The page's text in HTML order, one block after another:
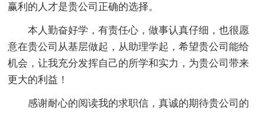
赢利的人才是贵公司正确的选择。
本人勤奋好学，有责任心，做事认真仔细，也很愿
意在贵公司从基层做起，从助理学起，希望贵公司能给
机会，让我充分发挥自己的所学和实力，为贵公司带来
更大的利益！
感谢耐心的阅读我的求职信，真诚的期待贵公司的